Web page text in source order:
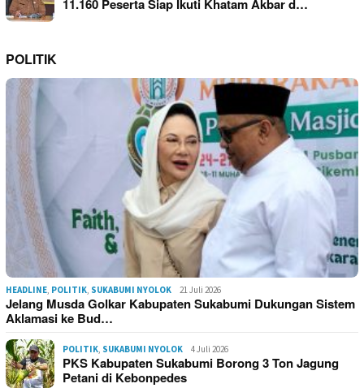
11.160 Peserta Siap Ikuti Khatam Akbar d…
POLITIK
HEADLINE POLITIK SUKABUMI NYOLOK 21 Juli 2026
Jelang Musda Golkar Kabupaten Sukabumi Dukungan Sistem
Aklamasi ke Bud…
POLITIK SUKABUMI NYOLOK 4 Juli 2026
PKS Kabupaten Sukabumi Borong 3 Ton Jagung
Petani di Kebonpedes